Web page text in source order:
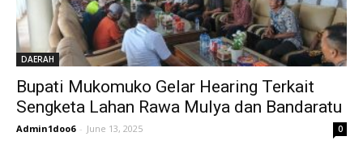
DAERAH
Bupati Mukomuko Gelar Hearing Terkait
Sengketa Lahan Rawa Mulya dan Bandaratu
Admin1doo6 - June 13, 2025 0